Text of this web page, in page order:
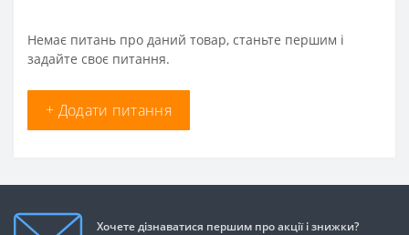
Немає питань про даний товар, станьте першим і
задайте своє питання.
+ Додати питання
Хочете дізнаватися першим про акції і знижки?